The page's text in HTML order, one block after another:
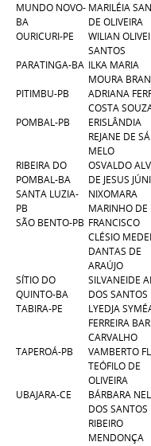
MUNDO NOVO-
BA
MARILÉIA
DE OLIVEIRA
OURICURI-PE
WILIAN
SANTOS
PARATINGA-BA ILKA MARIA
MOURA
PITIMBU-PB
ADRIANA
COSTA
POMBAL-PB
ERISLÂNDIA
REJANE DE SÁ
MELO
RIBEIRA DO
POMBAL-BA
OSVALDO
DE JESUS
SANTA LUZIA-
PB
NIXOMARA
MARINHO DE
SÃO BENTO-PB FRANCISCO
CLÉSIO
DANTAS DE
ARAÚJO
SÍTIO DO
QUINTO-BA
SILVANEIDE
DOS SANTOS
TABIRA-PE
LYEDJA
FERREIRA
CARVALHO
TAPEROÁ-PB
VAMBERTO
TEÓFILO DE
OLIVEIRA
UBAJARA-CE
BÁRBARA
DOS SANTOS
RIBEIRO
MENDONÇA